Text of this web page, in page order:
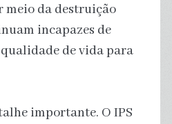
meio da destruição
incapazes de
de vida para
importante. O IPS